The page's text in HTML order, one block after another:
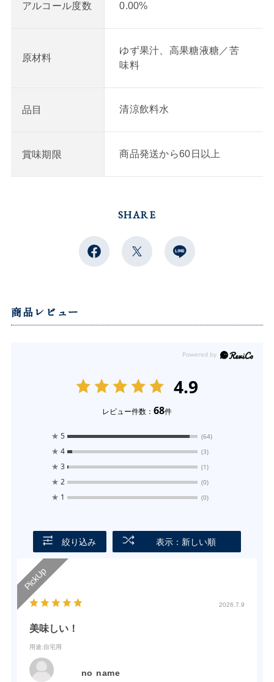
アルコール度数 0.00%
原材料
ゆず果汁、高果糖液糖／苦
味料
品目 清涼飲料水
賞味期限 商品発送から60日以上
SHARE
商品レビュー
4.9
レビュー件数： 68件
★ 5 (64)
★ 4 (3)
★ 3 (1)
★ 2 (0)
★ 1 (0)
絞り込み 表示：新しい順
2026.7.9
美味しい！
用途:自宅用
no name